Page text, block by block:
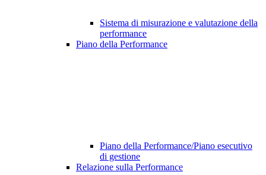
Sistema di misurazione e valutazione della
performance
Piano della Performance
Piano della Performance/Piano esecutivo
di gestione
Relazione sulla Performance